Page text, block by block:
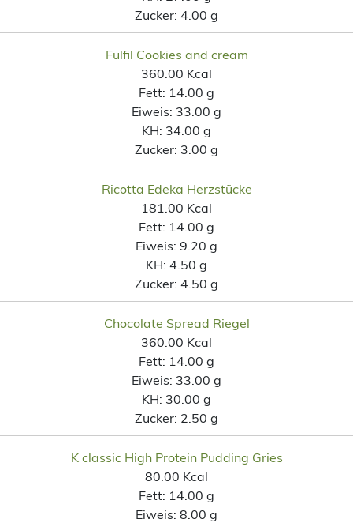
Zucker: 4.00 g
Fulfil Cookies and cream
360.00 Kcal
Fett: 14.00 g
Eiweis: 33.00 g
KH: 34.00 g
Zucker: 3.00 g
Ricotta Edeka Herzstücke
181.00 Kcal
Fett: 14.00 g
Eiweis: 9.20 g
KH: 4.50 g
Zucker: 4.50 g
Chocolate Spread Riegel
360.00 Kcal
Fett: 14.00 g
Eiweis: 33.00 g
KH: 30.00 g
Zucker: 2.50 g
K classic High Protein Pudding Gries
80.00 Kcal
Fett: 14.00 g
Eiweis: 8.00 g